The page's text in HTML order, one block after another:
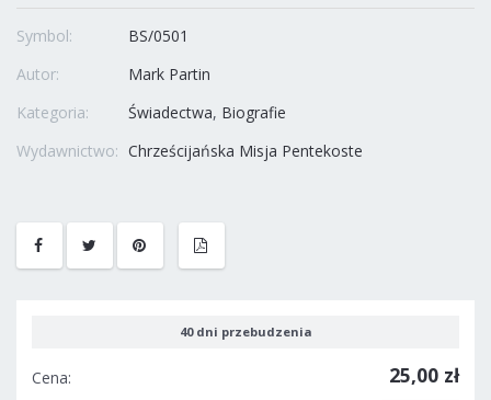
Symbol:
BS/0501
Autor:
Mark Partin
Kategoria:
Świadectwa Biografie
Wydawnictwo: Chrześcijańska Misja Pentekoste
40 dni przebudzenia
Cena: 25,00 zł